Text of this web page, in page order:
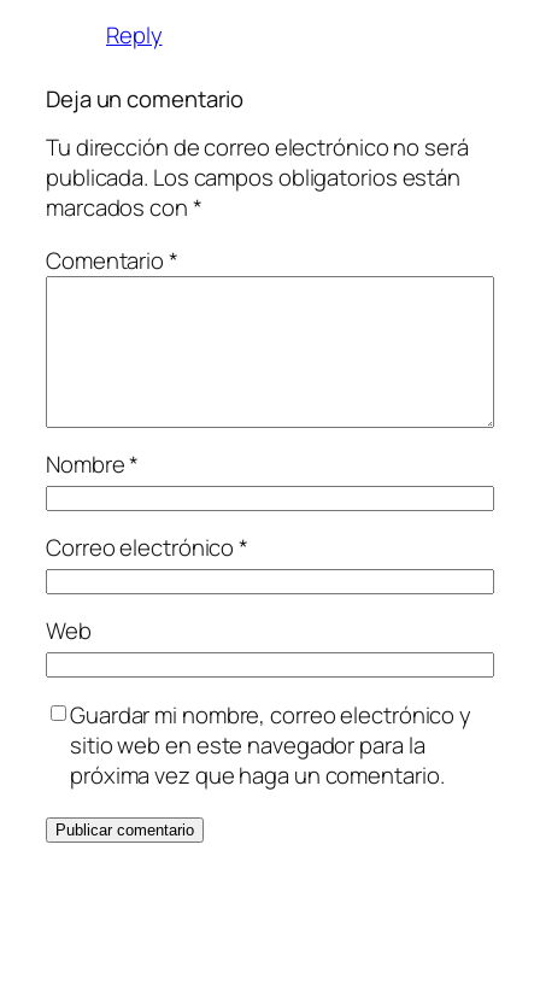
Reply
Deja un comentario
Tu dirección de correo electrónico no será
publicada. Los campos obligatorios están
marcados con*
Comentario*
Nombre*
Correo electrónico*
Web
Guardar mi nombre, correo electrónico y
sitio web en este navegador para la
próxima vez que haga un comentario.